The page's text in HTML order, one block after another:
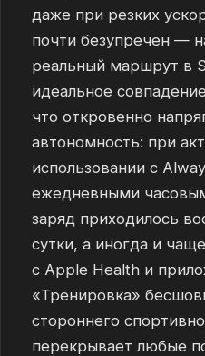
даже при резких
почти безупречен —
реальный маршрут в
идеальное
что откровенно
автономность: при
использовании с
ежедневными
заряд приходилось
сутки, а иногда и
с Apple Health и
«Тренировка»
стороннего
перекрывает любые